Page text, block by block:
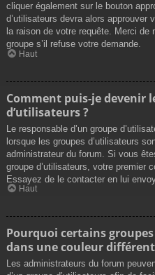
cliquer également sur le bouton
d’utilisateurs devra alors approuver
la raison de votre requête. Merci de
groupe s’il refuse votre demande.
Haut
Comment puis-je devenir
d’utilisateurs ?
Le responsable d’un groupe
lorsque les groupes d’utilisateurs
administrateur du forum. Si vous
groupe d’utilisateurs, votre premier
Essayez de le contacter en lui
Haut
Pourquoi certains
dans une couleur
Les administrateurs du forum